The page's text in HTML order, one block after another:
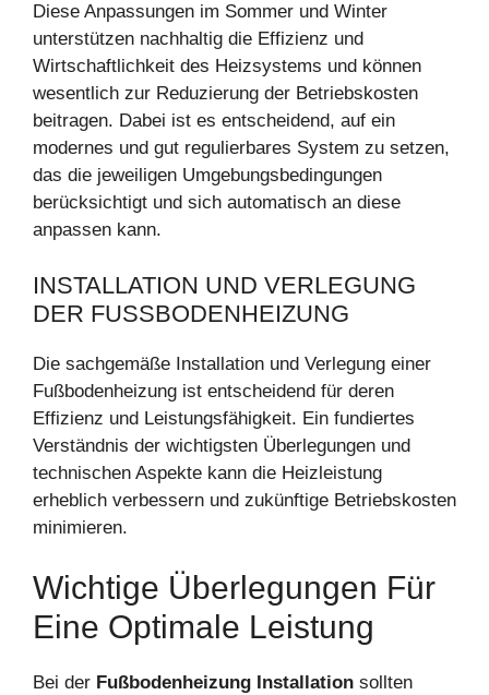
Diese Anpassungen im Sommer und Winter
unterstützen nachhaltig die Effizienz und
Wirtschaftlichkeit des Heizsystems und können
wesentlich zur Reduzierung der Betriebskosten
beitragen. Dabei ist es entscheidend, auf ein
modernes und gut regulierbares System zu setzen,
das die jeweiligen Umgebungsbedingungen
berücksichtigt und sich automatisch an diese
anpassen kann.
INSTALLATION UND VERLEGUNG
DER FUSSBODENHEIZUNG
Die sachgemäße Installation und Verlegung einer
Fußbodenheizung ist entscheidend für deren
Effizienz und Leistungsfähigkeit. Ein fundiertes
Verständnis der wichtigsten Überlegungen und
technischen Aspekte kann die Heizleistung
erheblich verbessern und zukünftige Betriebskosten
minimieren.
Wichtige Überlegungen Für
Eine Optimale Leistung
Bei der Fußbodenheizung Installation sollten